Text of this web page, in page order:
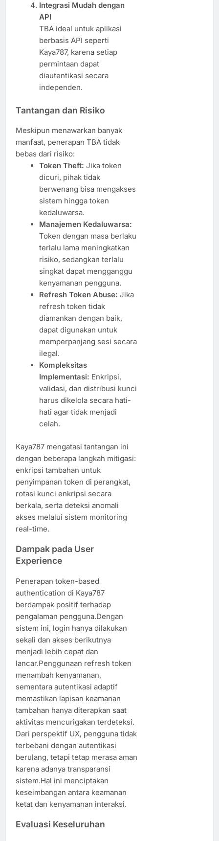
Integrasi Mudah dengan
API
TBA ideal untuk aplikasi
berbasis API seperti
Kaya787, karena setiap
permintaan dapat
diautentikasi secara
independen.
Tantangan dan Risiko
Meskipun menawarkan banyak
manfaat, penerapan TBA tidak
bebas dari risiko:
Token Theft: Jika token
dicuri, pihak tidak
berwenang bisa mengakses
sistem hingga token
kedaluwarsa.
Manajemen Kedaluwarsa:
Token dengan masa berlaku
terlalu lama meningkatkan
risiko, sedangkan terlalu
singkat dapat mengganggu
kenyamanan pengguna.
Refresh Token Abuse: Jika
refresh token tidak
diamankan dengan baik,
dapat digunakan untuk
memperpanjang sesi secara
ilegal.
Kompleksitas
Implementasi: Enkripsi,
validasi, dan distribusi kunci
harus dikelola secara hati-
hati agar tidak menjadi
celah.
Kaya787 mengatasi tantangan ini
dengan beberapa langkah mitigasi:
enkripsi tambahan untuk
penyimpanan token di perangkat,
rotasi kunci enkripsi secara
berkala, serta deteksi anomali
akses melalui sistem monitoring
real-time.
Dampak pada User
Experience
Penerapan token-based
authentication di Kaya787
berdampak positif terhadap
pengalaman pengguna.Dengan
sistem ini, login hanya dilakukan
sekali dan akses berikutnya
menjadi lebih cepat dan
lancar.Penggunaan refresh token
menambah kenyamanan,
sementara autentikasi adaptif
memastikan lapisan keamanan
tambahan hanya diterapkan saat
aktivitas mencurigakan terdeteksi.
Dari perspektif UX, pengguna tidak
terbebani dengan autentikasi
berulang, tetapi tetap merasa aman
karena adanya transparansi
sistem.Hal ini menciptakan
keseimbangan antara keamanan
ketat dan kenyamanan interaksi.
Evaluasi Keseluruhan